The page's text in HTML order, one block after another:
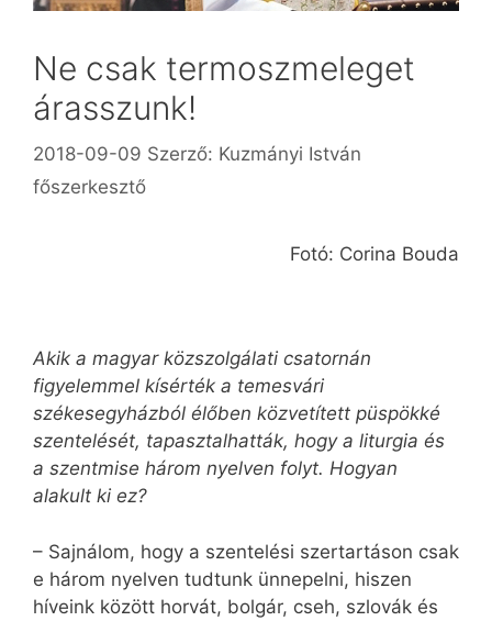
Ne csak termoszmeleget
árasszunk!
2018-09-09 Szerző: Kuzmányi István
főszerkesztő
Fotó: Corina Bouda
Akik a magyar közszolgálati csatornán
figyelemmel kísérték a temesvári
székesegyházból élőben közvetített püspökké
szentelését, tapasztalhatták, hogy a liturgia és
a szentmise három nyelven folyt. Hogyan
alakult ki ez?
– Sajnálom, hogy a szentelési szertartáson csak
e három nyelven tudtunk ünnepelni, hiszen
híveink között horvát, bolgár, cseh, szlovák és